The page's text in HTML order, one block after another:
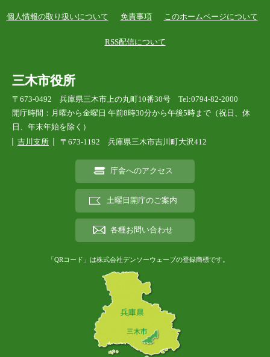
個人情報の取り扱いについて 免責事項 このホームページについて
RSS配信について
三木市役所
〒673-0492 兵庫県三木市上の丸町10番30号 Tel:0794-82-2000
開庁時間：月曜から金曜日 午前8時30分から午後5時まで（祝日、休
日、年末年始を除く）
吉川支所
〒673-1192 兵庫県三木市吉川町大沢412
庁舎へのアクセス
土曜日開庁のご案内
各種お問い合わせ
「QRコード」は株式会社デンソーウェーブの登録商標です。